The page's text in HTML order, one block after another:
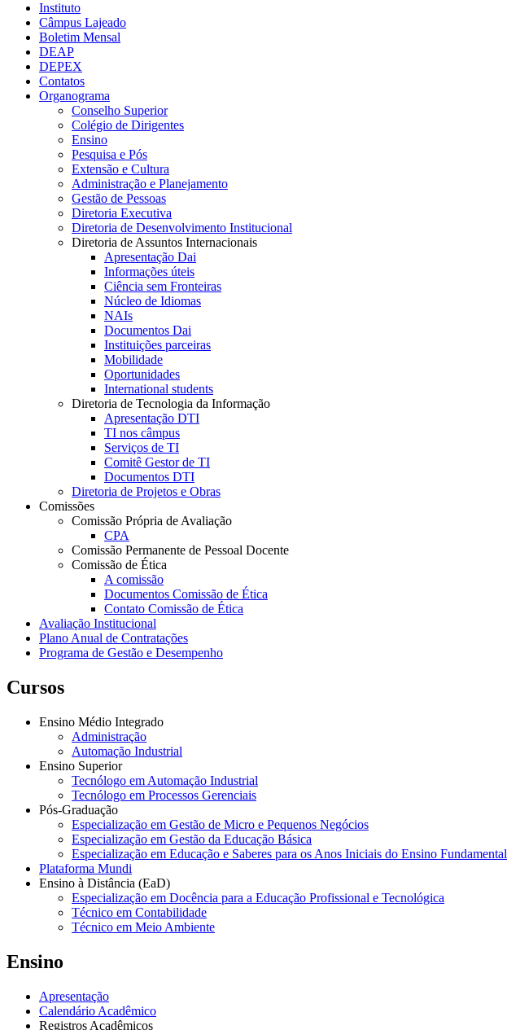
Instituto
Câmpus Lajeado
Boletim Mensal
DEAP
DEPEX
Contatos
Organograma
Conselho Superior
Colégio de Dirigentes
Ensino
Pesquisa e Pós
Extensão e Cultura
Administração e Planejamento
Gestão de Pessoas
Diretoria Executiva
Diretoria de Desenvolvimento Institucional
Diretoria de Assuntos Internacionais
Apresentação Dai
Informações úteis
Ciência sem Fronteiras
Núcleo de Idiomas
NAIs
Documentos Dai
Instituições parceiras
Mobilidade
Oportunidades
International students
Diretoria de Tecnologia da Informação
Apresentação DTI
TI nos câmpus
Serviços de TI
Comitê Gestor de TI
Documentos DTI
Diretoria de Projetos e Obras
Comissões
Comissão Própria de Avaliação
CPA
Comissão Permanente de Pessoal Docente
Comissão de Ética
A comissão
Documentos Comissão de Ética
Contato Comissão de Ética
Avaliação Institucional
Plano Anual de Contratações
Programa de Gestão e Desempenho
Cursos
Ensino Médio Integrado
Administração
Automação Industrial
Ensino Superior
Tecnólogo em Automação Industrial
Tecnólogo em Processos Gerenciais
Pós-Graduação
Especialização em Gestão de Micro e Pequenos Negócios
Especialização em Gestão da Educação Básica
Especialização em Educação e Saberes para os Anos Iniciais do Ensino Fundamental
Plataforma Mundi
Ensino à Distância (EaD)
Especialização em Docência para a Educação Profissional e Tecnológica
Técnico em Contabilidade
Técnico em Meio Ambiente
Ensino
Apresentação
Calendário Acadêmico
Registros Acadêmicos